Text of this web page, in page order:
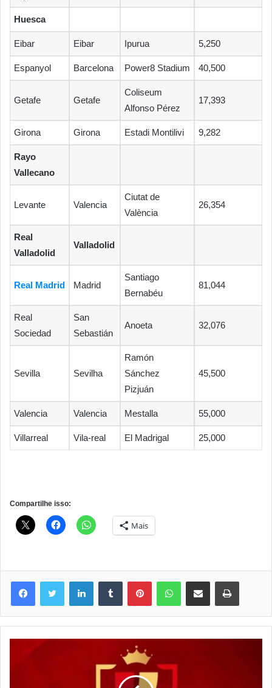
Huesca
Eibar Eibar Ipurua 5,250
Espanyol Barcelona Power8 Stadium 40,500
Getafe Getafe
Coliseum
Alfonso Pérez
17,393
Girona Girona Estadi Montilivi 9,282
Rayo
Vallecano
Levante Valencia
Ciutat de
València
26,354
Real
Valladolid
Valladolid
Real Madrid Madrid
Santiago
Bernabéu
81,044
Real
Sociedad
San
Sebastián
Anoeta 32,076
Sevilla Sevilha
Ramón
Sánchez
Pizjuán
45,500
Valencia Valencia Mestalla 55,000
Villarreal Vila-real El Madrigal 25,000
Compartilhe isso:
Mais
LinkedinTumblr PinterestWhatsAppCompartilhar via e-mail Imprimir